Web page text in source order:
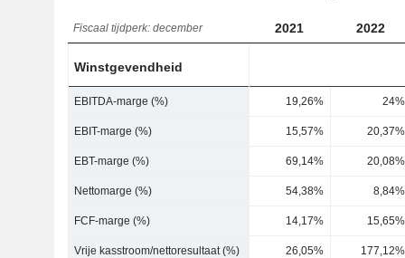
Fiscaal tijdperk: december 2021 2022
Winstgevendheid
EBITDA-marge (%) 19,26% 24%
EBIT-marge (%) 15,57% 20,37%
EBT-marge (%) 69,14% 20,08%
Nettomarge (%) 54,38% 8,84%
FCF-marge (%) 14,17% 15,65%
Vrije kasstroom/nettoresultaat (%) 26,05% 177,12%